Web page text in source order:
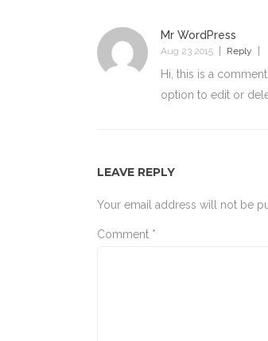
Mr WordPress
Aug 23 2015 Reply
Hi, this is a
option to edit or
LEAVE REPLY
Your email address will not be
Comment *